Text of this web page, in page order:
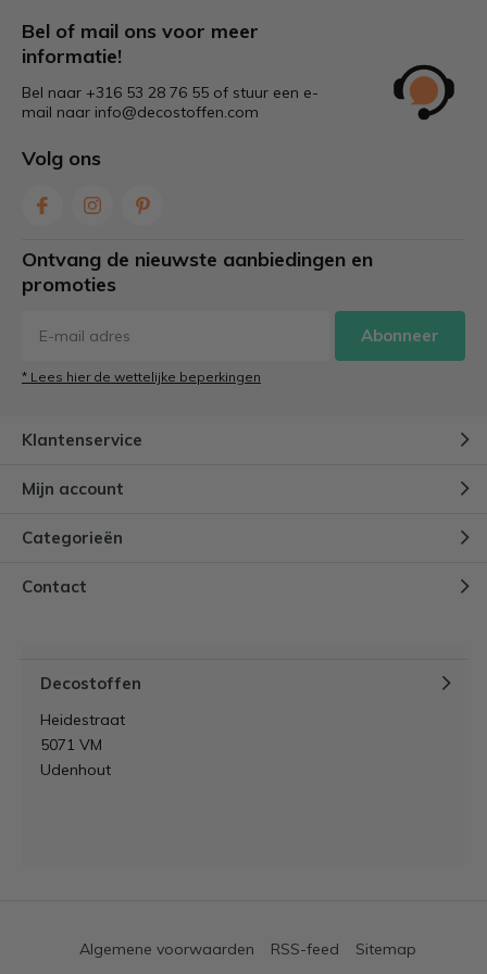
Bel of mail ons voor meer
informatie!
Bel naar +316 53 28 76 55 of stuur een e-
mail naar info@decostoffen.com
Volg ons
Ontvang de nieuwste aanbiedingen en
promoties
Abonneer
* Lees hier de wettelijke beperkingen
Klantenservice
Mijn account
Categorieën
Contact
Decostoffen
Heidestraat
5071 VM
Udenhout
Algemene voorwaarden RSS-feed Sitemap